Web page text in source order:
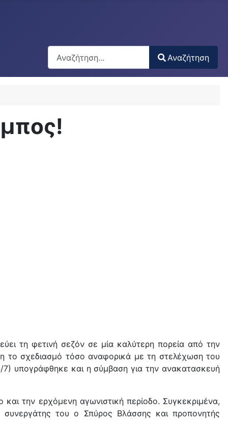
Αναζήτηση
Type 2 or more characters for results.
Αναζήτηση
τη φετινή σεζόν σε μία καλύτερη πορεία από την
το σχεδιασμό τόσο αναφορικά με τη στελέχωση του
υπογράφθηκε και η σύμβαση για την ανακατασκευή
και την ερχόμενη αγωνιστική περίοδο. Συγκεκριμένα,
συνεργάτης του ο Σπύρος Βλάσσης και προπονητής